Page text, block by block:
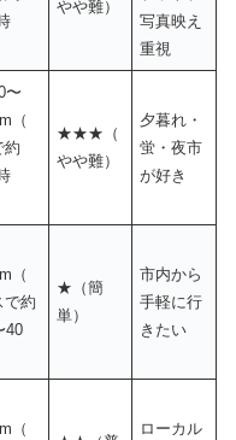
やや難）
写真映え
重視
〜
（
約
★★★（
やや難）
夕暮れ・
蛍・夜市
が好き
（
で約
40
★（簡
単）
市内から
手軽に行
きたい
（
ローカル